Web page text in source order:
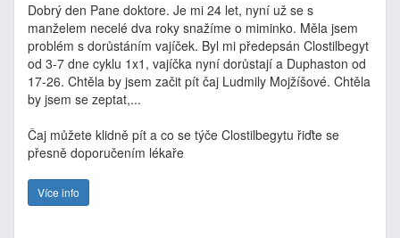
Dobrý den Pane doktore. Je mi 24 let, nyní už se s
manželem necelé dva roky snažíme o miminko. Měla jsem
problém s dorůstáním vajíček. Byl mi předepsán Clostilbegyt
od 3-7 dne cyklu 1x1, vajíčka nyní dorůstají a Duphaston od
17-26. Chtěla by jsem začit pít čaj Ludmily Mojžíšové. Chtěla
by jsem se zeptat,...
Čaj můžete klidně pít a co se týče Clostilbegytu řiďte se
přesně doporučením lékaře
Více info